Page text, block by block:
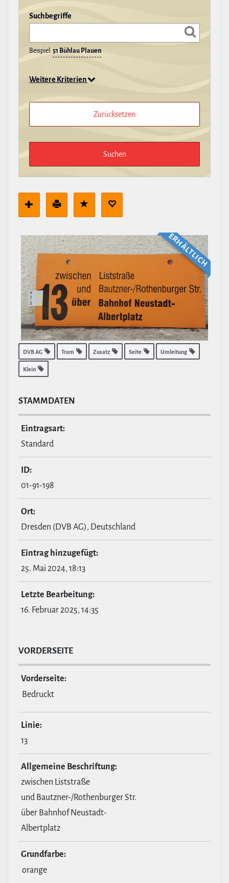
Such­be­griffe
Beispiel: 51 Bühlau Plauen
Weitere Kriterien
ERHÄLT­LICH
DVB AG Tram Zusatz Seite Umleitung
Klein
STAMM­DATEN
Ein­tragsart:
Standard
ID:
01-91-198
Ort:
Dresden (DVB AG), Deutschland
Eintrag hin­zu­ge­fügt:
25. Mai 2024, 18:13
Letzte Bear­bei­tung:
16. Februar 2025, 14:35
VOR­DER­SEITE
Vor­der­seite:
Bedruckt
Linie:
13
All­ge­meine Beschrif­tung:
zwischen Liststraße
und Bautzner-/Rothenburger Str.
über Bahnhof Neustadt-
Albertplatz
Grund­farbe:
orange